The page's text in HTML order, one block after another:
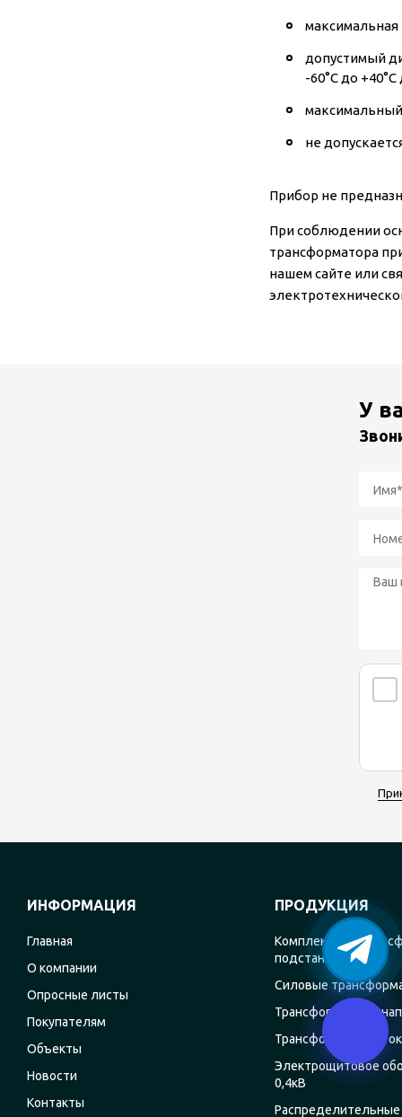
допустимый
-60°C до
не
Прибор не
При соблюдении
трансформатора
нашем сайте или
У
ИНФОРМАЦИЯ
Главная
О компании
Опросные листы
Покупателям
Объекты
Новости
Контакты
ПРОДУКЦИЯ
Комплектные
подстанции
Силовые
Трансформаторы
Трансформаторы
Электрощитовое
0,4кВ
Распределительные